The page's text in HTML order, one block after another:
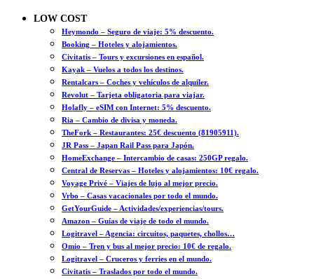
LOW COST
Heymondo – Seguro de viaje: 5% descuento.
Booking – Hoteles y alojamientos.
Civitatis – Tours y excursiones en español.
Kayak – Vuelos a todos los destinos.
Rentalcars – Coches y vehículos de alquiler.
Revolut – Tarjeta obligatoria para viajar.
Holafly – eSIM con Internet: 5% descuento.
Ria – Cambio de divisa y moneda.
TheFork – Restaurantes: 25€ descuento (81905911).
JR Pass – Japan Rail Pass para Japón.
HomeExchange – Intercambio de casas: 250GP regalo.
Central de Reservas – Hoteles y alojamientos: 10€ regalo.
Voyage Privé – Viajes de lujo al mejor precio.
Vrbo – Casas vacacionales por todo el mundo.
GetYourGuide – Actividades/experiencias/tours.
Amazon – Guías de viaje de todo el mundo.
Logitravel – Agencia: circuitos, paquetes, chollos…
Omio – Tren y bus al mejor precio: 10€ de regalo.
Logitravel – Cruceros y ferries en el mundo.
Civitatis – Traslados por todo el mundo.